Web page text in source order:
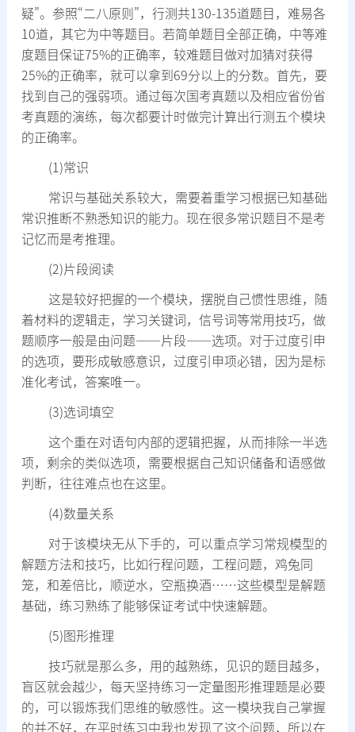
疑”。参照“二八原则”，行测共130-135道题目，难易各
10道，其它为中等题目。若简单题目全部正确，中等难
度题目保证75%的正确率，较难题目做对加猜对获得
25%的正确率，就可以拿到69分以上的分数。首先，要
找到自己的强弱项。通过每次国考真题以及相应省份省
考真题的演练，每次都要计时做完计算出行测五个模块
的正确率。
(1)常识
常识与基础关系较大，需要着重学习根据已知基础
常识推断不熟悉知识的能力。现在很多常识题目不是考
记忆而是考推理。
(2)片段阅读
这是较好把握的一个模块，摆脱自己惯性思维，随
着材料的逻辑走，学习关键词，信号词等常用技巧，做
题顺序一般是由问题——片段——选项。对于过度引申
的选项，要形成敏感意识，过度引申项必错，因为是标
准化考试，答案唯一。
(3)选词填空
这个重在对语句内部的逻辑把握，从而排除一半选
项，剩余的类似选项，需要根据自己知识储备和语感做
判断，往往难点也在这里。
(4)数量关系
对于该模块无从下手的，可以重点学习常规模型的
解题方法和技巧，比如行程问题，工程问题，鸡兔同
笼，和差倍比，顺逆水，空瓶换酒……这些模型是解题
基础，练习熟练了能够保证考试中快速解题。
(5)图形推理
技巧就是那么多，用的越熟练，见识的题目越多，
盲区就会越少，每天坚持练习一定量图形推理题是必要
的，可以锻炼我们思维的敏感性。这一模块我自己掌握
的并不好，在平时练习中我也发现了这个问题，所以在